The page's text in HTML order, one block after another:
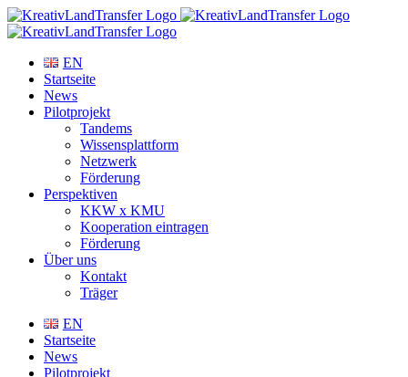
Zum
Inhalt
EN
Startseite
News
Pilotprojekt
Tandems
Wissensplattform
Netzwerk
Förderung
Perspektiven
KKW x KMU
Kooperation eintragen
Förderung
Über uns
Kontakt
Träger
EN
Startseite
News
Pilotprojekt